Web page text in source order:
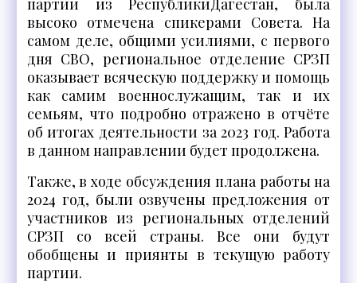
партии из РеспубликиДагестан, была
высоко отмечена спикерами Совета. На
самом деле, общими усилиями, с первого
дня СВО, региональное отделение СРЗП
оказывает всяческую поддержку и помощь
как самим военнослужащим, так и их
семьям, что подробно отражено в отчёте
об итогах деятельности за 2023 год. Работа
в данном направлении будет продолжена.
Также, в ходе обсуждения плана работы на
2024 год, были озвучены предложения от
участников из региональных отделений
СРЗП со всей страны. Все они будут
обобщены и приянты в текущую работу
партии.